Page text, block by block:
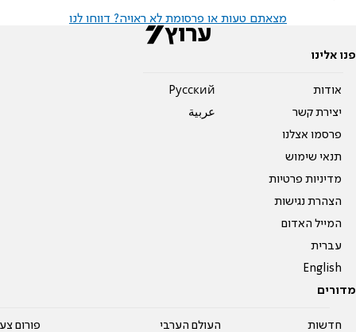
מצאתם טעות או פרסומת לא ראויה? דווחו לנו
פנו אלינו
אודות
יצירת קשר
פרסמו אצלנו
תנאי שימוש
מדיניות פרטיות
הצהרת נגישות
המייל האדום
עברית
English
Pусский
عربية
מדורים
חדשות
העולם הערבי
פורום